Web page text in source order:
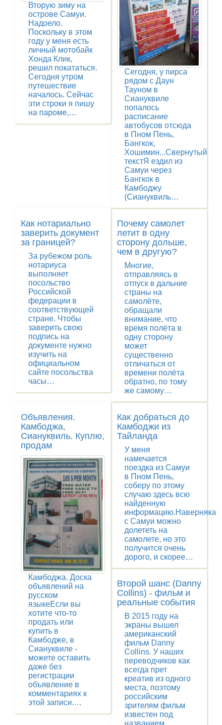
Вторую зиму на
острове Самуи.
Надоело.
Поскольку в этом
году у меня есть
личный мотобайк
Хонда Клик,
решил покататься.
Сегодня утром
путешествие
началось. Сейчас
эти строки я пишу
на пароме,…
Сегодня, у пирса
рядом с Даун
Тауном в
Сиануквиле
попалось
расписание
автобусов отсюда
в Пном Пень,
Бангкок,
Хошимин...Свернутый
текстЯ ездил из
Самуи через
Бангкок в
Камбоджу
(Сиануквиль…
Как нотариально
заверить документ
за границей?
За рубежом роль
нотариуса
выполняет
посольство
Российской
федерации в
соответствующей
стране. Чтобы
заверить свою
подпись на
документе нужно
изучить на
официальном
сайте посольства
часы…
Почему самолет
летит в одну
сторону дольше,
чем в другую?
Многие,
отправляясь в
отпуск в дальние
страны на
самолёте,
обращали
внимание, что
время полёта в
одну сторону
может
существенно
отличаться от
времени полёта
обратно, по тому
же самому…
Объявления.
Камбоджа,
Сиануквиль. Куплю,
продам
Камбоджа. Доска
объявлений на
русском
языкеЕсли вы
хотите что-то
продать или
купить в
Камбодже, в
Сиануквиле -
можете оставить
даже без
регистрации
объявление в
комментариях к
этой записи.…
Как добраться до
Камбоджи из
Тайланда
У меня
намечается
поездка из Самуи
в Пном Пень,
соберу по этому
случаю здесь всю
найденную
информацию.Наверняка
с Самуи можно
долететь на
самолете, но это
получится очень
дорого, и скорее…
Второй шанс (Danny
Collins) - фильм и
реальные события
В 2015 году на
экраны вышел
американский
фильм Danny
Collins. У наших
переводчиков как
всегда прет
креатив из одного
места, поэтому
российским
зрителям фильм
известен под